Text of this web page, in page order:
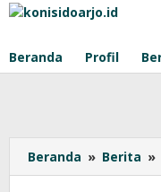
Lewati
Beranda Profil
Beranda » Berita »